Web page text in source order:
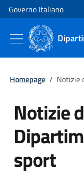
Vai al contenuto
Vai alla navigazione del
Governo Italiano
Homepage / Notizie
Notizie
sport